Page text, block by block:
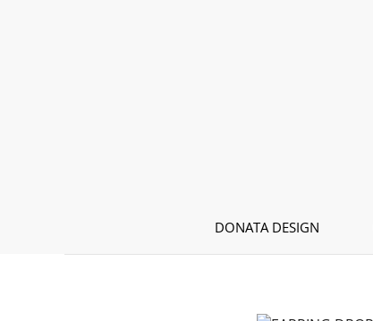
DONATA DESIGN